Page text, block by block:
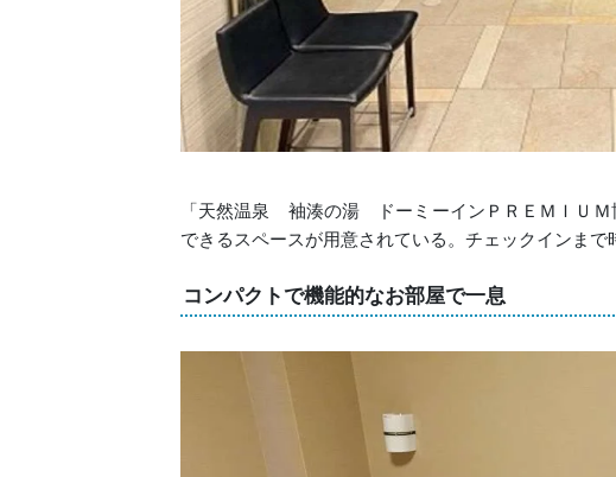
「天然温泉 袖湊の湯 ドーミーインＰＲＥＭＩＵＭ
できるスペースが用意されている。チェックインま
コンパクトで機能的なお部屋で一息